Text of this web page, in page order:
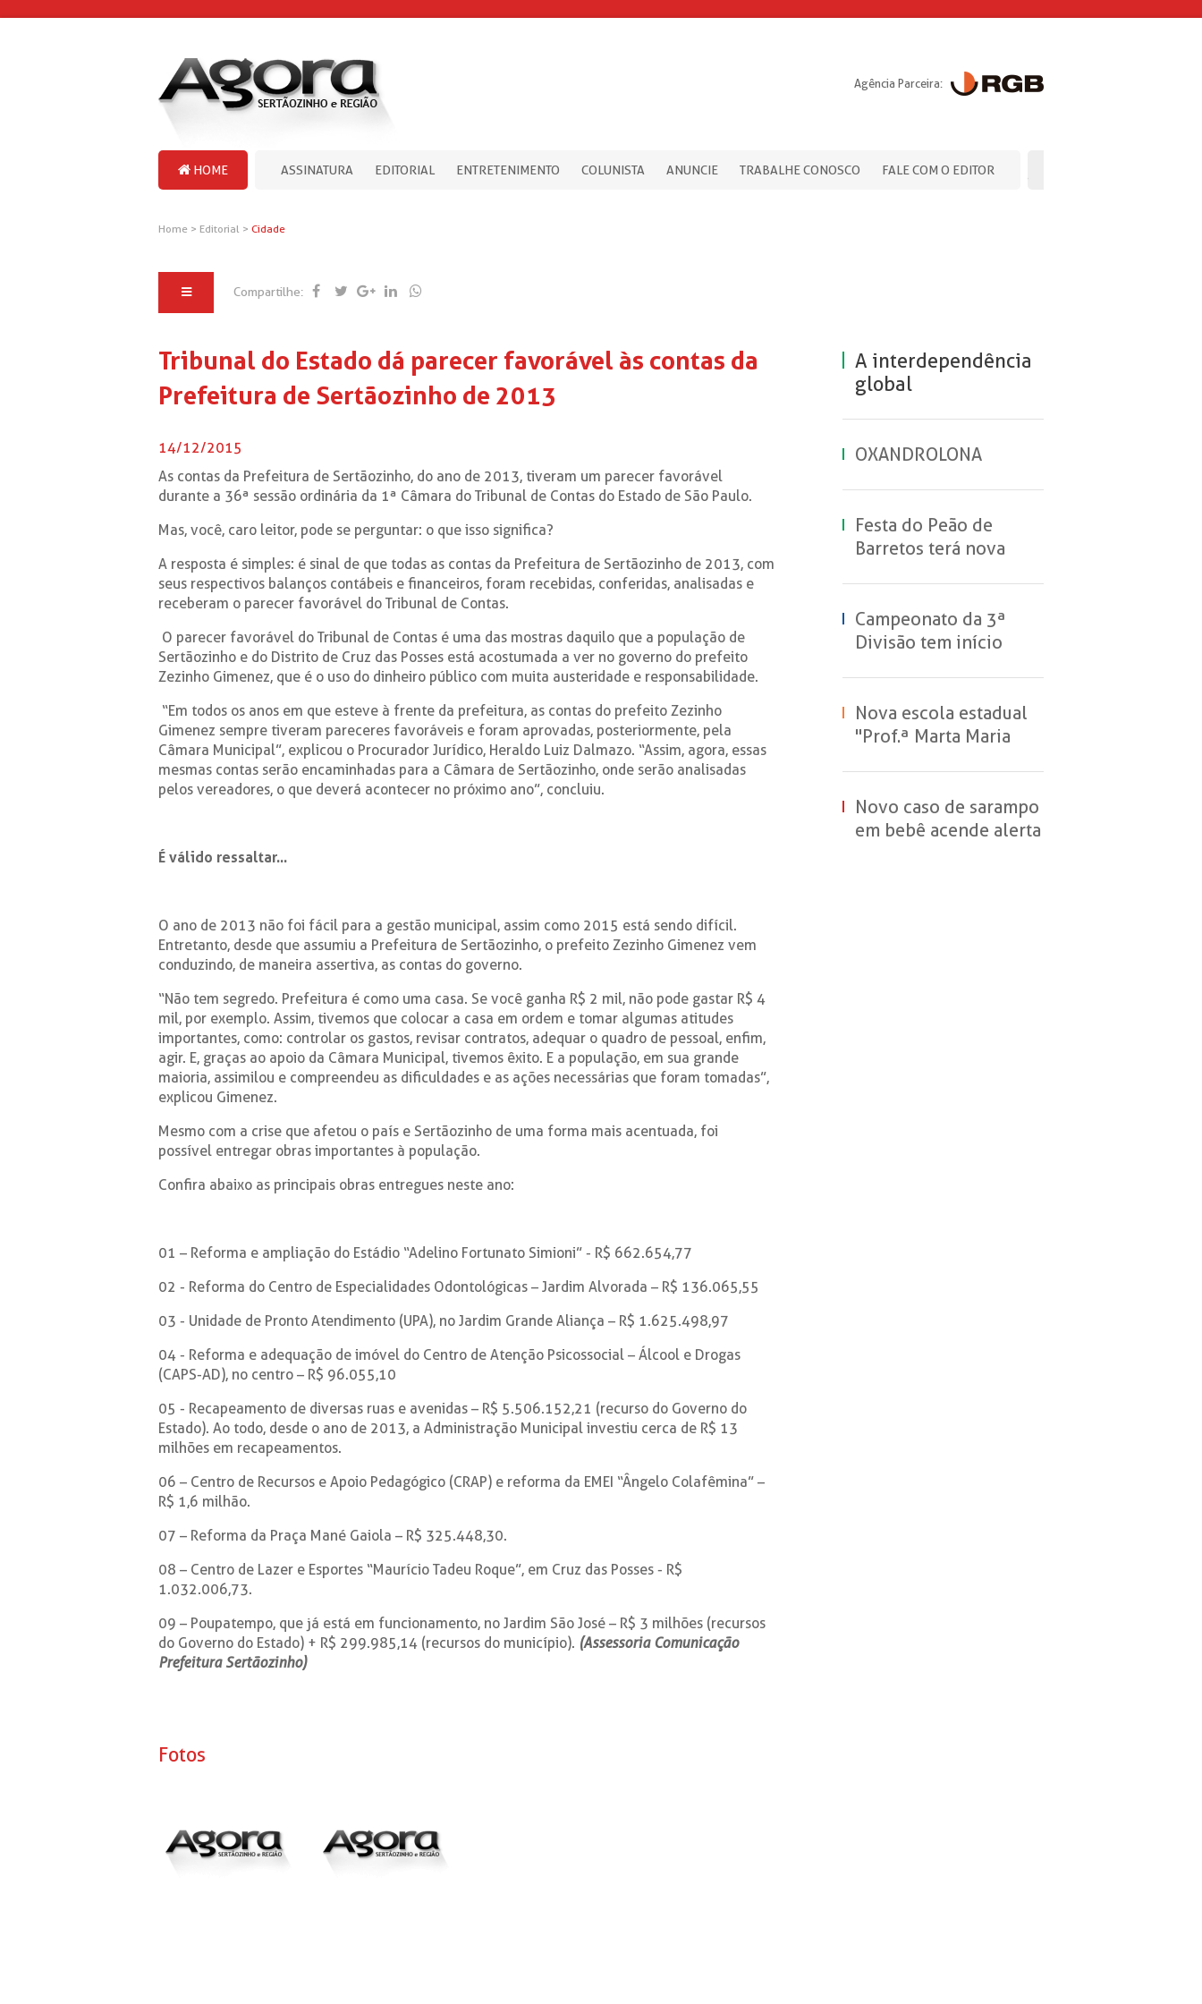
Agência Parceira:
HOME ASSINATURA EDITORIAL ENTRETENIMENTO COLUNISTA ANUNCIE TRABALHE CONOSCO FALE COM O EDITOR
Home > Editorial > Cidade
Compartilhe:
Tribunal do Estado dá parecer favorável às contas da
Prefeitura de Sertãozinho de 2013
14/12/2015
As contas da Prefeitura de Sertãozinho, do ano de 2013, tiveram um parecer favorável
durante a 36ª sessão ordinária da 1ª Câmara do Tribunal de Contas do Estado de São Paulo.
Mas, você, caro leitor, pode se perguntar: o que isso significa?
A resposta é simples: é sinal de que todas as contas da Prefeitura de Sertãozinho de 2013, com
seus respectivos balanços contábeis e financeiros, foram recebidas, conferidas, analisadas e
receberam o parecer favorável do Tribunal de Contas.
O parecer favorável do Tribunal de Contas é uma das mostras daquilo que a população de
Sertãozinho e do Distrito de Cruz das Posses está acostumada a ver no governo do prefeito
Zezinho Gimenez, que é o uso do dinheiro público com muita austeridade e responsabilidade.
“Em todos os anos em que esteve à frente da prefeitura, as contas do prefeito Zezinho
Gimenez sempre tiveram pareceres favoráveis e foram aprovadas, posteriormente, pela
Câmara Municipal”, explicou o Procurador Jurídico, Heraldo Luiz Dalmazo. “Assim, agora, essas
mesmas contas serão encaminhadas para a Câmara de Sertãozinho, onde serão analisadas
pelos vereadores, o que deverá acontecer no próximo ano”, concluiu.
É válido ressaltar...
O ano de 2013 não foi fácil para a gestão municipal, assim como 2015 está sendo difícil.
Entretanto, desde que assumiu a Prefeitura de Sertãozinho, o prefeito Zezinho Gimenez vem
conduzindo, de maneira assertiva, as contas do governo.
“Não tem segredo. Prefeitura é como uma casa. Se você ganha R$ 2 mil, não pode gastar R$ 4
mil, por exemplo. Assim, tivemos que colocar a casa em ordem e tomar algumas atitudes
importantes, como: controlar os gastos, revisar contratos, adequar o quadro de pessoal, enfim,
agir. E, graças ao apoio da Câmara Municipal, tivemos êxito. E a população, em sua grande
maioria, assimilou e compreendeu as dificuldades e as ações necessárias que foram tomadas”,
explicou Gimenez.
Mesmo com a crise que afetou o país e Sertãozinho de uma forma mais acentuada, foi
possível entregar obras importantes à população.
Confira abaixo as principais obras entregues neste ano:
01 – Reforma e ampliação do Estádio “Adelino Fortunato Simioni” - R$ 662.654,77
02 - Reforma do Centro de Especialidades Odontológicas – Jardim Alvorada – R$ 136.065,55
03 - Unidade de Pronto Atendimento (UPA), no Jardim Grande Aliança – R$ 1.625.498,97
04 - Reforma e adequação de imóvel do Centro de Atenção Psicossocial – Álcool e Drogas
(CAPS-AD), no centro – R$ 96.055,10
05 - Recapeamento de diversas ruas e avenidas – R$ 5.506.152,21 (recurso do Governo do
Estado). Ao todo, desde o ano de 2013, a Administração Municipal investiu cerca de R$ 13
milhões em recapeamentos.
06 – Centro de Recursos e Apoio Pedagógico (CRAP) e reforma da EMEI “Ângelo Colafêmina” –
R$ 1,6 milhão.
07 – Reforma da Praça Mané Gaiola – R$ 325.448,30.
08 – Centro de Lazer e Esportes “Maurício Tadeu Roque”, em Cruz das Posses - R$
1.032.006,73.
09 – Poupatempo, que já está em funcionamento, no Jardim São José – R$ 3 milhões (recursos
do Governo do Estado) + R$ 299.985,14 (recursos do município). (Assessoria Comunicação
Prefeitura Sertãozinho)
Fotos
A interdependência
global
OXANDROLONA
Festa do Peão de
Barretos terá nova
Parque do Peão
Campeonato da 3ª
Divisão tem início
Nova escola estadual
"Prof.ª Marta Maria
atividades em
Sertãozinho
Novo caso de sarampo
em bebê acende alerta